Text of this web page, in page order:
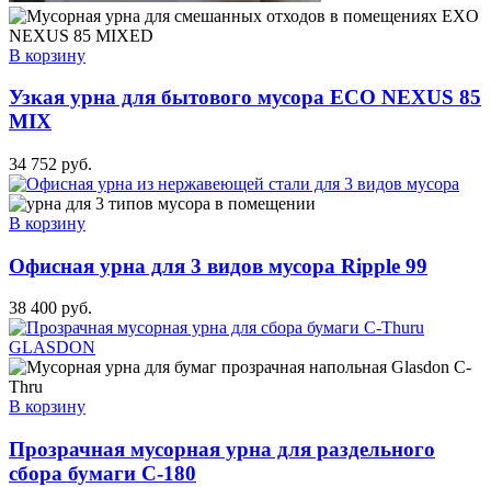
В корзину
Узкая урна для бытового мусора ECO NEXUS 85
MIX
34 752 руб.
В корзину
Офисная урна для 3 видов мусора Ripple 99
38 400 руб.
В корзину
Прозрачная мусорная урна для раздельного
сбора бумаги C-180